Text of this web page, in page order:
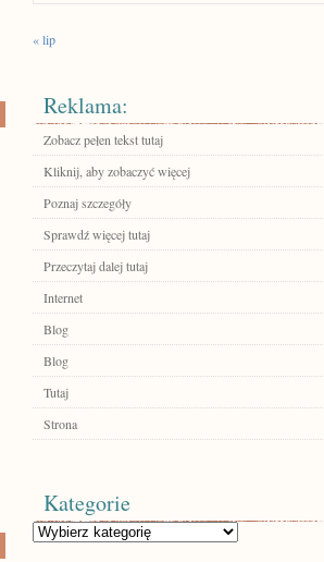
« lip
Reklama:
Zobacz pełen tekst tutaj
Kliknij, aby zobaczyć więcej
Poznaj szczegóły
Sprawdź więcej tutaj
Przeczytaj dalej tutaj
Internet
Blog
Blog
Tutaj
Strona
Kategorie
Kategorie